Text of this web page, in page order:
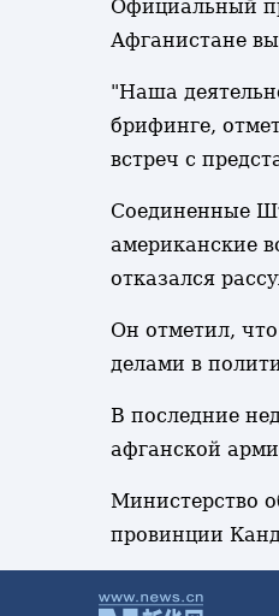
Официальный
Афганистане
"Наша
брифинге,
встреч с
Соединенные
американские
отказался
Он отметил,
делами в
В последние
афганской
Министерство
провинции